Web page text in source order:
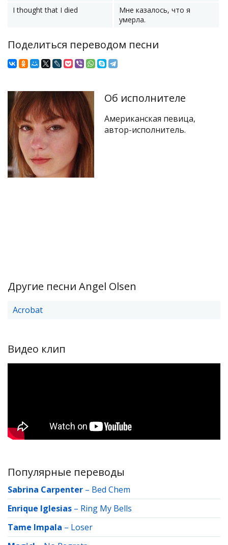
I thought that I died
Мне казалось, что я
умерла.
Поделиться переводом песни
Об исполнителе
Американская певица,
автор-исполнитель.
Другие песни Angel Olsen
Acrobat
Видео клип
Популярные переводы
Sabrina Carpenter – Bed Chem
Enrique Iglesias – Ring My Bells
Tame Impala – Loser